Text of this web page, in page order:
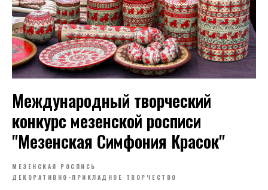
Международный творческий
конкурс мезенской росписи
"Мезенская Симфония Красок"
МЕЗЕНСКАЯ РОСПИСЬ
ДЕКОРАТИВНО-ПРИКЛАДНОЕ ТВОРЧЕСТВО